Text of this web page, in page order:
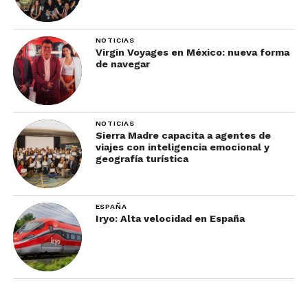
NOTICIAS
Virgin Voyages en México: nueva forma
de navegar
NOTICIAS
Sierra Madre capacita a agentes de
viajes con inteligencia emocional y
geografía turística
ESPAÑA
Iryo: Alta velocidad en España